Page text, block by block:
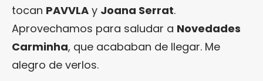
tocan PAVVLA y Joana Serrat.
Aprovechamos para saludar a Novedades
Carminha, que acababan de llegar. Me
alegro de verlos.